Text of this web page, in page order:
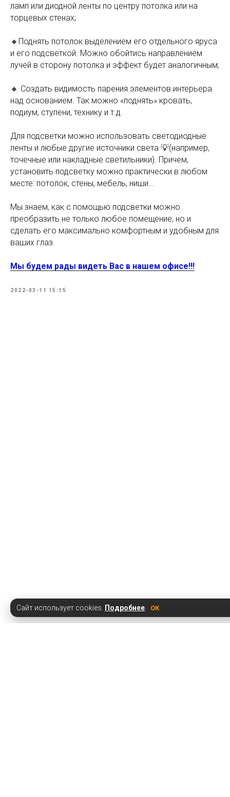
ламп или диодной ленты по центру потолка или на
торцевых стенах;
🔸️Поднять потолок выделением его отдельного яруса
и его подсветкой. Можно обойтись направлением
лучей в сторону потолка и эффект будет аналогичным;
🔸️ Создать видимость парения элементов интерьера
над основанием. Так можно «поднять» кровать,
подиум, ступени, технику и т.д.
Для подсветки можно использовать светодиодные
ленты и любые другие источники света 💡(например,
точечные или накладные светильники). Причем,
установить подсветку можно практически в любом
месте: потолок, стены, мебель, ниши...
Мы знаем, как с помощью подсветки можно
преобразить не только любое помещение, но и
сделать его максимально комфортным и удобным для
ваших глаз.
Мы будем рады видеть Вас в нашем офисе!!!
2022-03-11 15:15
Сайт использует cookies. Подробнее ОК